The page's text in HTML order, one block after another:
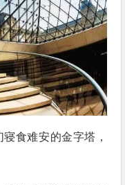
食难安的金字塔，